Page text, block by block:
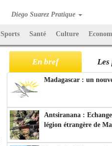
Diego Suarez Pratique
Sports Santé Culture
En bref Les
Madagascar : un
Antsiranana :
légion étrangère de